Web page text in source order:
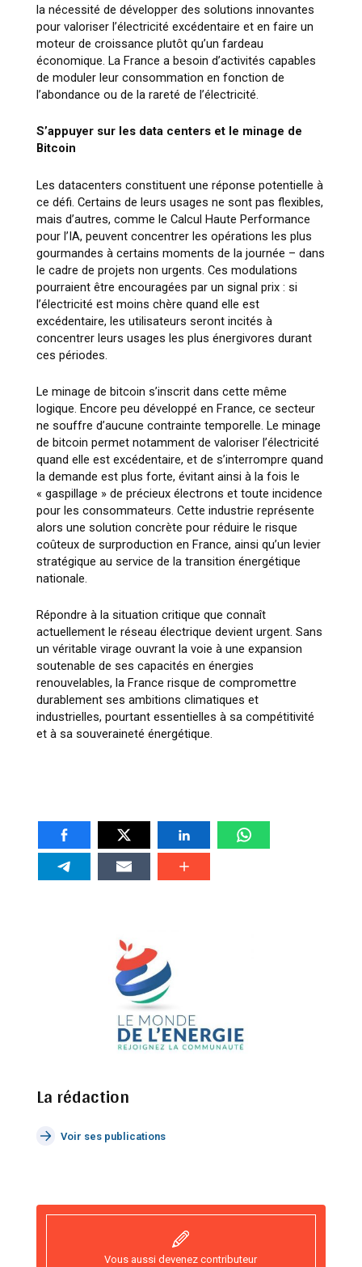
la nécessité de développer des solutions innovantes
pour valoriser l’électricité excédentaire et en faire un
moteur de croissance plutôt qu’un fardeau
économique. La France a besoin d’activités capables
de moduler leur consommation en fonction de
l’abondance ou de la rareté de l’électricité.
S’appuyer sur les data centers et le minage de
Bitcoin
Les datacenters constituent une réponse potentielle à
ce défi. Certains de leurs usages ne sont pas flexibles,
mais d’autres, comme le Calcul Haute Performance
pour l’IA, peuvent concentrer les opérations les plus
gourmandes à certains moments de la journée – dans
le cadre de projets non urgents. Ces modulations
pourraient être encouragées par un signal prix : si
l’électricité est moins chère quand elle est
excédentaire, les utilisateurs seront incités à
concentrer leurs usages les plus énergivores durant
ces périodes.
Le minage de bitcoin s’inscrit dans cette même
logique. Encore peu développé en France, ce secteur
ne souffre d’aucune contrainte temporelle. Le minage
de bitcoin permet notamment de valoriser l’électricité
quand elle est excédentaire, et de s’interrompre quand
la demande est plus forte, évitant ainsi à la fois le
« gaspillage » de précieux électrons et toute incidence
pour les consommateurs. Cette industrie représente
alors une solution concrète pour réduire le risque
coûteux de surproduction en France, ainsi qu’un levier
stratégique au service de la transition énergétique
nationale.
Répondre à la situation critique que connaît
actuellement le réseau électrique devient urgent. Sans
un véritable virage ouvrant la voie à une expansion
soutenable de ses capacités en énergies
renouvelables, la France risque de compromettre
durablement ses ambitions climatiques et
industrielles, pourtant essentielles à sa compétitivité
et à sa souveraineté énergétique.
La rédaction
Voir ses publications
Vous aussi devenez contributeur